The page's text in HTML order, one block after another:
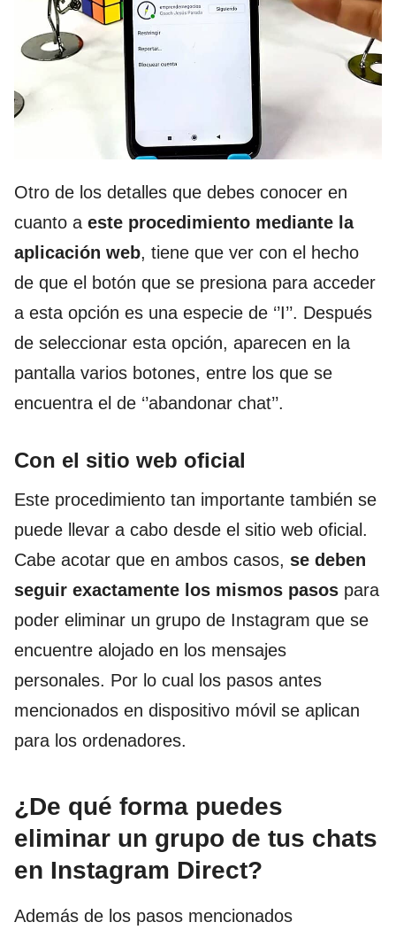
Otro de los detalles que debes conocer en
cuanto a este procedimiento mediante la
aplicación web, tiene que ver con el hecho
de que el botón que se presiona para acceder
a esta opción es una especie de ‘’I’’. Después
de seleccionar esta opción, aparecen en la
pantalla varios botones, entre los que se
encuentra el de ‘’abandonar chat’’.
Con el sitio web oficial
Este procedimiento tan importante también se
puede llevar a cabo desde el sitio web oficial.
Cabe acotar que en ambos casos, se deben
seguir exactamente los mismos pasos para
poder eliminar un grupo de Instagram que se
encuentre alojado en los mensajes
personales. Por lo cual los pasos antes
mencionados en dispositivo móvil se aplican
para los ordenadores.
¿De qué forma puedes
eliminar un grupo de tus chats
en Instagram Direct?
Además de los pasos mencionados